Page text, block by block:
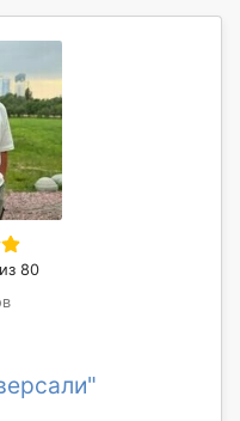
80